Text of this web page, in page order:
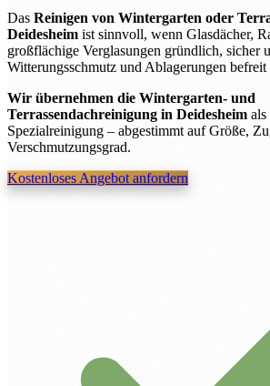
Das Reinigen von Wintergarten oder
Deidesheim ist sinnvoll, wenn Glasdächer,
großflächige Verglasungen gründlich, sicher
Witterungsschmutz und Ablagerungen
Wir übernehmen die Wintergarten- und
Terrassendachreinigung in Deidesheim als
Spezialreinigung – abgestimmt auf Größe,
Verschmutzungsgrad.
Kostenloses Angebot anfordern